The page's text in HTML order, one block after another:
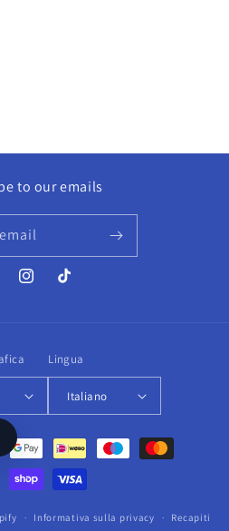
to our emails
InstagramTikTok
Lingua
Italiano
Informativa sulla privacy Recapiti